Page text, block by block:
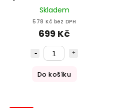
Skladem
578 Kč bez DPH
699 Kč
Do košíku